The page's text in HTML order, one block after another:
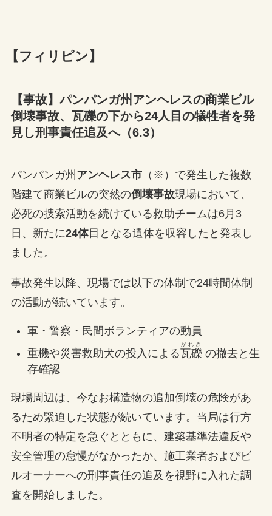
【フィリピン】
【事故】パンパンガ州アンヘレスの商業ビル
倒壊事故、瓦礫の下から24人目の犠牲者を発
見し刑事責任追及へ（6.3）
パンパンガ州 アンヘレス市（※）で発生した複数
階建て商業ビルの突然の倒壊事故現場において、
必死の捜索活動を続けている救助チームは6月3
日、新たに24体目となる遺体を収容したと発表し
ました。
事故発生以降、現場では以下の体制で24時間体制
の活動が続いています。
軍・警察・民間ボランティアの動員
重機や災害救助犬の投入による瓦礫
がれき
の撤去と生
存確認
現場周辺は、今なお構造物の追加倒壊の危険があ
るため緊迫した状態が続いています。当局は行方
不明者の特定を急ぐとともに、建築基準法違反や
安全管理の怠慢がなかったか、施工業者およびビ
ルオーナーへの刑事責任の追及を視野に入れた調
査を開始しました。